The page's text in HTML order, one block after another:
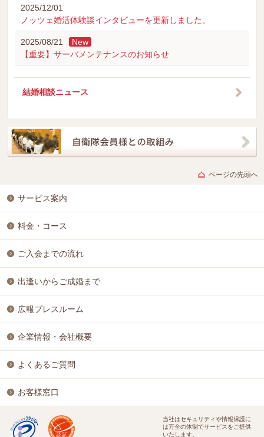
2025/12/01
ノッツェ婚活体験談インタビューを更新しました。
2025/08/21
New
【重要】サーバメンテナンスのお知らせ
結婚相談ニュース
ページの先頭へ
サービス案内
料金・コース
ご入会までの流れ
出逢いからご成婚まで
広報プレスルーム
企業情報・会社概要
よくあるご質問
お客様窓口
当社はセキュリティや情報保護に
は万全の体制でサービスをご提供
いたします。